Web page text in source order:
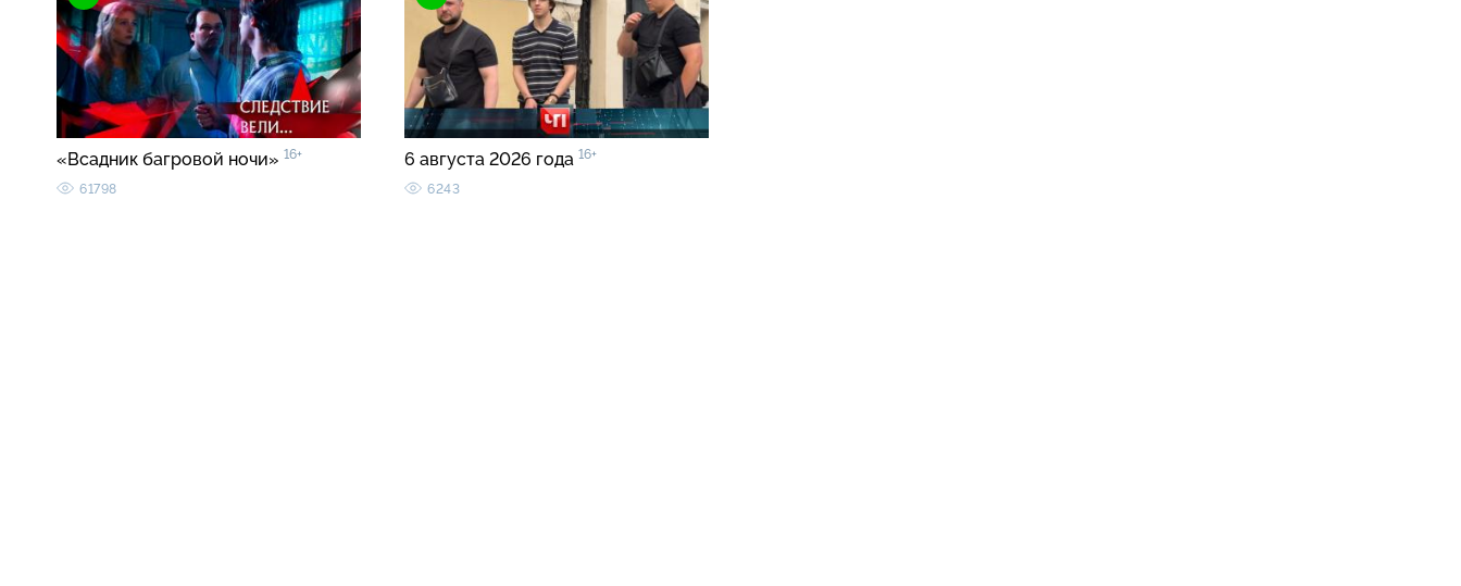
«Всадник багровой ночи» 16+
61798
6 августа 2026 года 16+
6243